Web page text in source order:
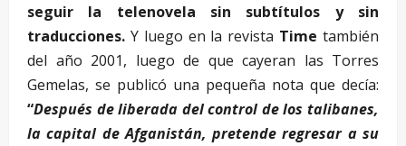
seguir la telenovela sin subtítulos y sin
traducciones. Y luego en la revista Time también
del año 2001, luego de que cayeran las Torres
Gemelas, se publicó una pequeña nota que decía:
“Después de liberada del control de los talibanes,
la capital de Afganistán, pretende regresar a su